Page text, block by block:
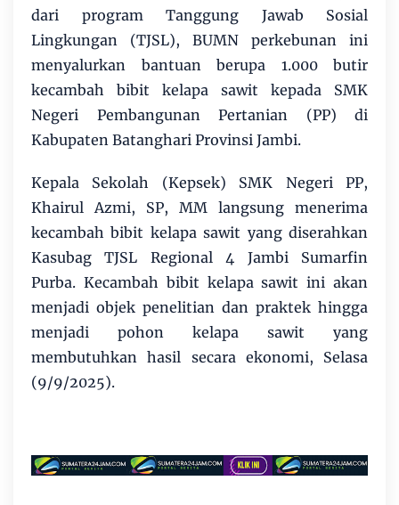
dari program Tanggung Jawab Sosial
Lingkungan (TJSL), BUMN perkebunan ini
menyalurkan bantuan berupa 1.000 butir
kecambah bibit kelapa sawit kepada SMK
Negeri Pembangunan Pertanian (PP) di
Kabupaten Batanghari Provinsi Jambi.
Kepala Sekolah (Kepsek) SMK Negeri PP,
Khairul Azmi, SP, MM langsung menerima
kecambah bibit kelapa sawit yang diserahkan
Kasubag TJSL Regional 4 Jambi Sumarfin
Purba. Kecambah bibit kelapa sawit ini akan
menjadi objek penelitian dan praktek hingga
menjadi pohon kelapa sawit yang
membutuhkan hasil secara ekonomi, Selasa
(9/9/2025).